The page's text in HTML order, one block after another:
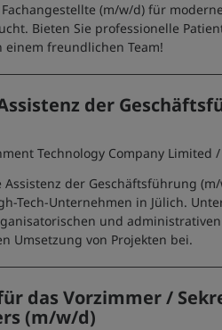
(m/w/d) für
Bieten Sie professionelle
einem freundlichen Team!
der
Technology Company Limited
Assistenz der Geschäftsführung
Tech-Unternehmen in Jülich.
und
Umsetzung von Projekten bei.
das Vorzimmer /
(m/w/d)